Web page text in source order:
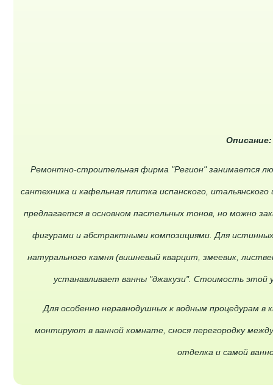
Ремонтно-строительная фирма "Регион" занимается
сантехника и кафельная плитка испанского,
предлагается в основном пастельных тонов, но можно
фигурами и абстрактными композициями. Для
натурального камня (вишневый кварцит, змеевик,
устанавливает ванны "джакузи". Стоимость этой
Для особенно неравнодушных к водным процедурам в
монтируют в ванной комнате, снося перегородку
отделка и самой